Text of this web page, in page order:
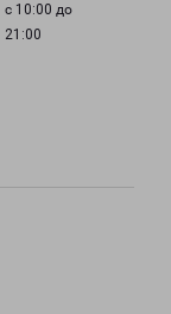
с 10:00 до
21:00